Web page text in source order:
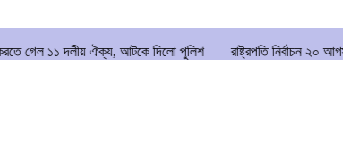
ঐক্য, আটকে দিলো পুলিশ রাষ্ট্রপতি নির্বাচন ২০ আগস্ট